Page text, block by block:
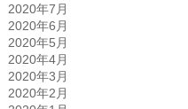
2020年7月
2020年6月
2020年5月
2020年4月
2020年3月
2020年2月